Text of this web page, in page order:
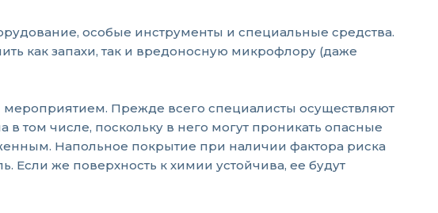
особые инструменты и специальные средства.
как запахи, так и вредоносную микрофлору (даже
Прежде всего специалисты осуществляют
том числе, поскольку в него могут проникать опасные
Напольное покрытие при наличии фактора риска
Если же поверхность к химии устойчива, ее будут